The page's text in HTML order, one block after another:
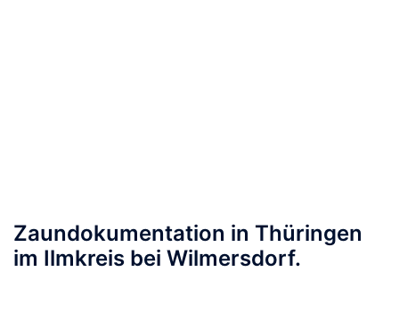
Zaundokumentation in Thüringen
im Ilmkreis bei Wilmersdorf.